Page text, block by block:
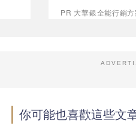
PR 大華銀全能行銷方
你可能也喜歡這些文